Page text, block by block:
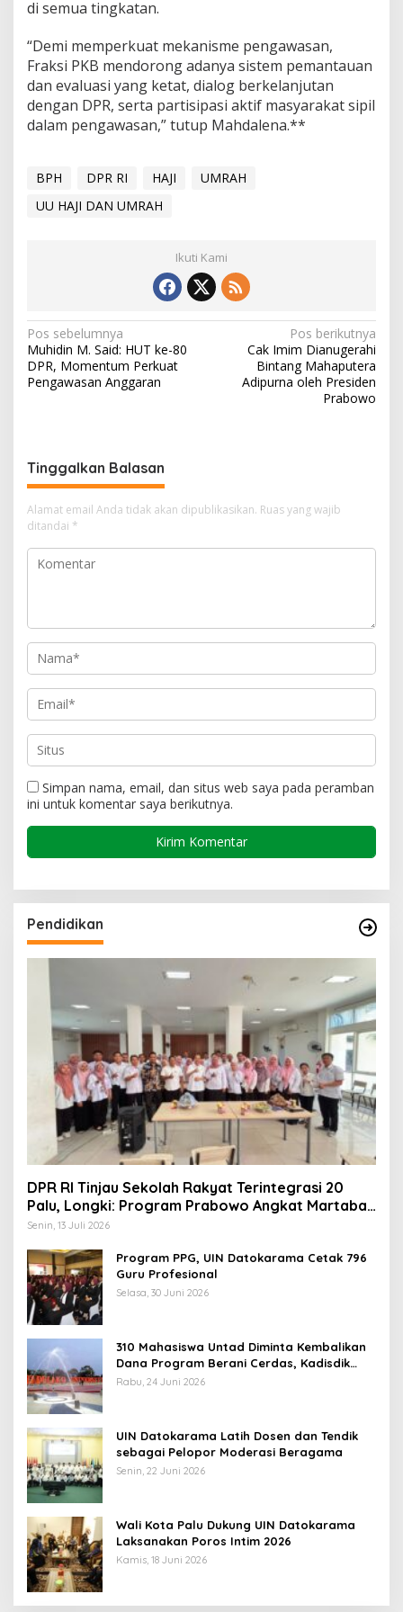
di semua tingkatan.
“Demi memperkuat mekanisme pengawasan,
Fraksi PKB mendorong adanya sistem pemantauan
dan evaluasi yang ketat, dialog berkelanjutan
dengan DPR, serta partisipasi aktif masyarakat sipil
dalam pengawasan,” tutup Mahdalena.**
BPH DPR RI HAJI
UMRAH
UU HAJI DAN UMRAH
Ikuti Kami
Navigasi
pos
Pos sebelumnya
Muhidin M. Said: HUT ke-80
DPR, Momentum Perkuat
Pengawasan Anggaran
Pos berikutnya
Cak Imim Dianugerahi
Bintang Mahaputera
Adipurna oleh Presiden
Prabowo
Tinggalkan Balasan
Alamat email Anda tidak akan dipublikasikan. Ruas yang wajib
ditandai *
Simpan nama, email, dan situs web saya pada peramban
ini untuk komentar saya berikutnya.
Pendidikan
DPR RI Tinjau Sekolah Rakyat Terintegrasi 20
Palu, Longki: Program Prabowo Angkat Martabat
Anak Miskin
Senin, 13 Juli 2026
Program PPG, UIN Datokarama Cetak 796
Guru Profesional
Selasa, 30 Juni 2026
310 Mahasiswa Untad Diminta Kembalikan
Dana Program Berani Cerdas, Kadisdik
Sulteng: Tidak Boleh Terima Beasiswa
Rabu, 24 Juni 2026
UIN Datokarama Latih Dosen dan Tendik
sebagai Pelopor Moderasi Beragama
Senin, 22 Juni 2026
Wali Kota Palu Dukung UIN Datokarama
Laksanakan Poros Intim 2026
Kamis, 18 Juni 2026